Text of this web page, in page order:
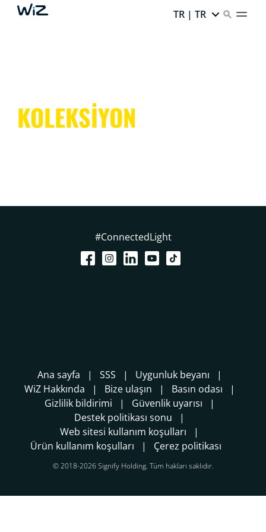
TR | TR
KOLEKSİYON
#ConnectedLight
Ana sayfa SSS
Uygunluk beyanı
WiZ Hakkında
Bize ulaşın
Basın odası
Gizlilik bildirimi
Güvenlik uyarısı
Destek politikası sonu
Web sitesi kullanım koşulları
Ürün kullanım koşulları
Çerez politikası
© 2018-2026 Signify Holding. Tüm hakları saklıdır.